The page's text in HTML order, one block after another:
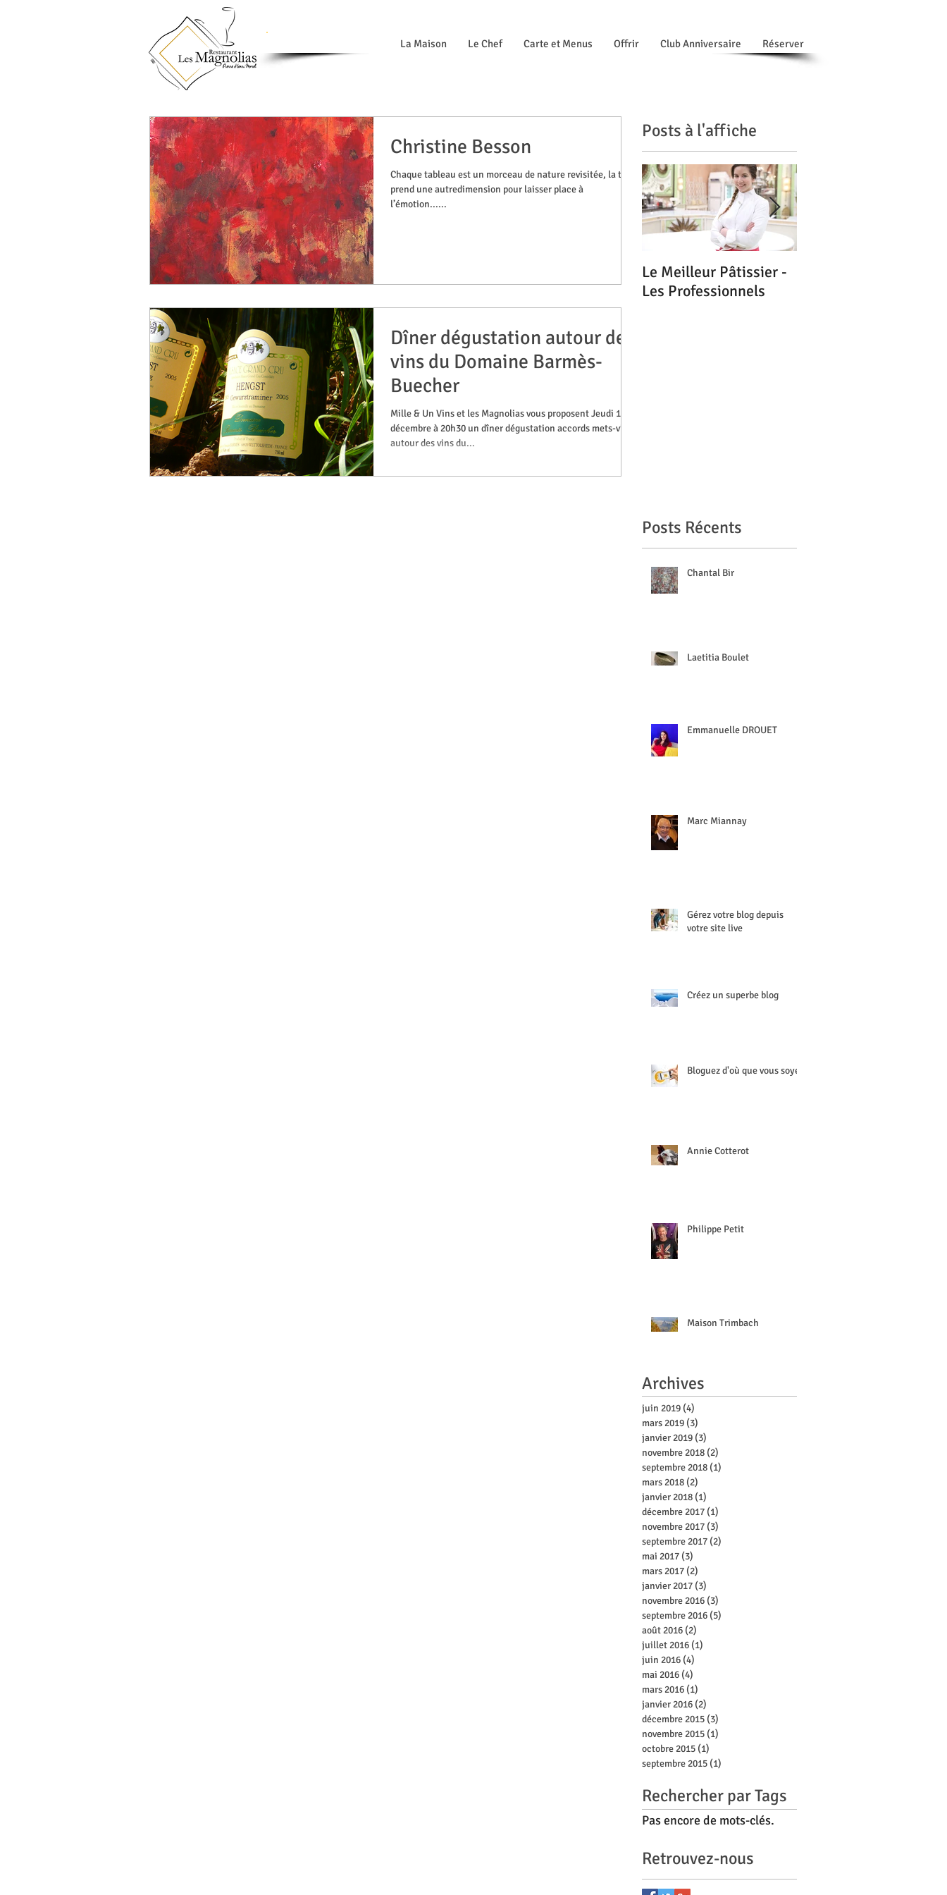
La Maison Le Chef Carte et Menus Offrir Club Anniversaire Réserver
Christine Besson
Chaque tableau est un morceau de nature revisitée, la toile
prend une autredimension pour laisser place à
l’émotion......
Dîner dégustation autour des
vins du Domaine Barmès-
Buecher
Mille & Un Vins et les Magnolias vous proposent Jeudi 17
décembre à 20h30 un dîner dégustation accords mets-vins
autour des vins du...
Posts à l'affiche
Le Meilleur Pâtissier -
Les Professionnels
Posts Récents
Chantal Bir
Laetitia Boulet
Emmanuelle DROUET
Marc Miannay
Gérez votre blog depuis
votre site live
Créez un superbe blog
Bloguez d'où que vous soyez
Annie Cotterot
Philippe Petit
Maison Trimbach
Archives
juin 2019 (4)
mars 2019 (3)
janvier 2019 (3)
novembre 2018 (2)
septembre 2018 (1)
mars 2018 (2)
janvier 2018 (1)
décembre 2017 (1)
novembre 2017 (3)
septembre 2017 (2)
mai 2017 (3)
mars 2017 (2)
janvier 2017 (3)
novembre 2016 (3)
septembre 2016 (5)
août 2016 (2)
juillet 2016 (1)
juin 2016 (4)
mai 2016 (4)
mars 2016 (1)
janvier 2016 (2)
décembre 2015 (3)
novembre 2015 (1)
octobre 2015 (1)
septembre 2015 (1)
Rechercher par Tags
Pas encore de mots-clés.
Retrouvez-nous